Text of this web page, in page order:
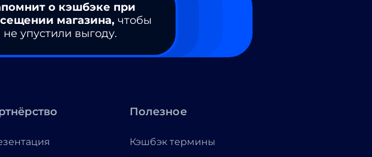
о кэшбэке при
магазина, чтобы
не упустили выгоду.
Полезное
Кэшбэк термины